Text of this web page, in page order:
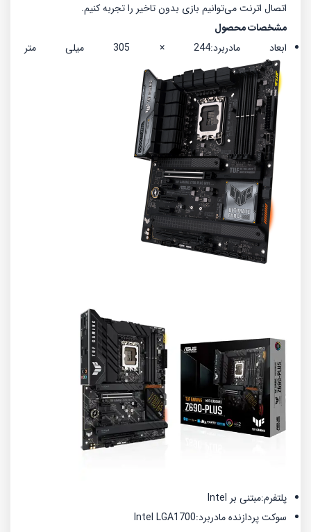
اتصال اترنت می‌توانیم بازی بدون تاخیر را تجربه کنیم.
مشخصات محصول
ابعاد مادربرد:244 × 305 میلی ‌متر
پلتفرم:مبتنی بر Intel
سوکت پردازنده مادربرد:Intel LGA1700